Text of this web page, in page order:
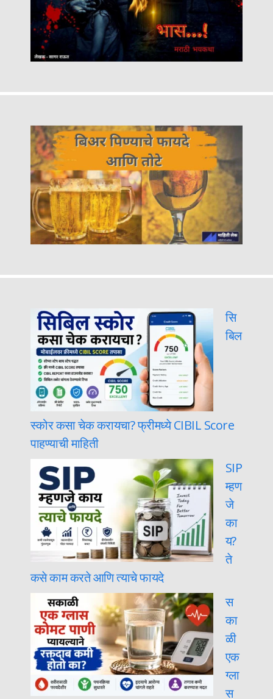
सि
बिल
स्कोर कसा चेक करायचा? फ्रीमध्ये CIBIL Score
पाहण्याची माहिती
SIP
म्हण
जे
का
य?
ते
कसे काम करते आणि त्याचे फायदे
स
का
ळी
एक
ग्ला
स